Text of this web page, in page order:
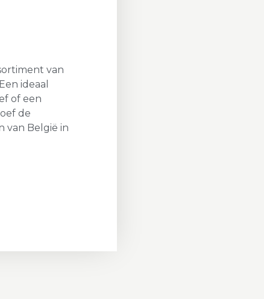
van
ideaal
of een
de
van België in